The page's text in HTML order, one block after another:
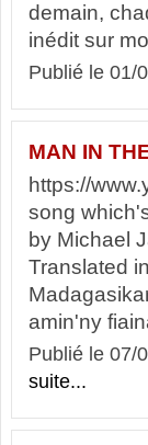
demain,
inédit sur
Publié le 01/
MAN IN
https://
song
by Michael
Translated
amin'ny
Publié le 07/
suite...